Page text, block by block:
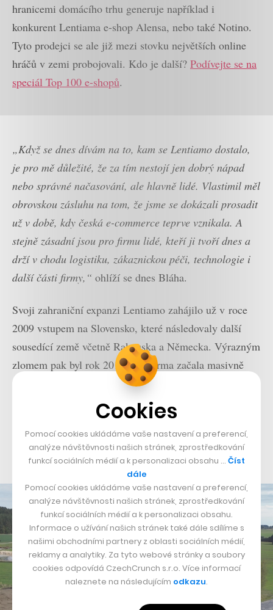
hranicemi domácího trhu generuje například i
konkurent Lentiama e-shop Alensa, nebo také Notino.
Tyto prodejci se ale již mezi stovku největších online
hráčů v zemi probojovali. Kdo je další? Podívejte se na
speciál Top 100 e-shopů.
„Když se dnes dívám na to, kam se Lentiamo dostalo,
je pro mě důležité, že za tím nestojí jen dobrý nápad
nebo správné načasování, ale hlavně lidé. Vlastimil měl
obrovskou zásluhu na tom, že jsme se dokázali prosadit
už v době, kdy česká e-commerce teprve vznikala. A
stejně zásadní jsou pro firmu lidé, kteří ji tvoří dnes a
drží v chodu logistiku, zákaznickou péči, technologie i
další části firmy,“ ohlíží se dnes Bláha.
Svoji zahraniční expanzi Lentiamo zahájilo už v roce
2009 vstupem na Slovensko, které následovaly další
sousedící země včetně Rakouska a Německa. Výrazným
zlomem pak byl rok 2013, kdy firma začala masivně
expandovat a zároveň začala sjednocovat tehdejší
lokální značky pod společný název Lentiamo. Loni
firma expandovala do dalších pěti zemí, a
inteligenci přitom dokázala ušetřit 1,4 milionu korun a
tisíc dnů práce zaměstnanců.
Cookies
Pomocí cookies ukládáme vaše nastavení a preferencí,
analýze návštěvnosti našich stránek, zprostředkování
funkcí sociálních médií a k personalizaci obsahu … Číst
dále
Pomocí cookies ukládáme vaše nastavení a preferencí,
analýze návštěvnosti našich stránek, zprostředkování
funkcí sociálních médií a k personalizaci obsahu.
Informace o užívání našich stránek také dále sdílíme s
našimi obchodními partnery z oblasti sociálních médií,
reklamy a analytiky. Za tyto webové stránky a soubory
cookies odpovídá CzechCrunch s.r.o. Více informací
naleznete na následujícím odkazu.